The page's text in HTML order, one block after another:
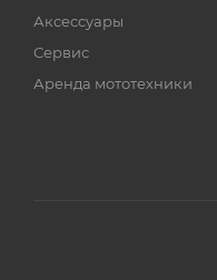
Аксессуары
Сервис
Аренда мототехники